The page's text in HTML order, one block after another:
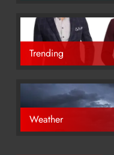
Trending
Weather